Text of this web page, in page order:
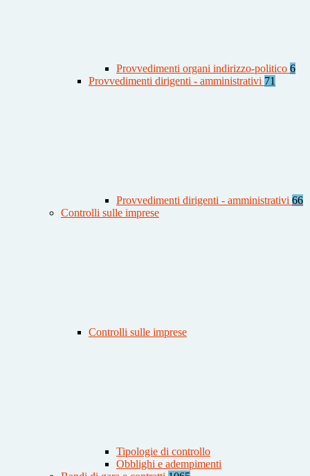
Provvedimenti organi indirizzo-politico 6
Provvedimenti dirigenti - amministrativi 71
Provvedimenti dirigenti - amministrativi 66
Controlli sulle imprese
Controlli sulle imprese
Tipologie di controllo
Obblighi e adempimenti